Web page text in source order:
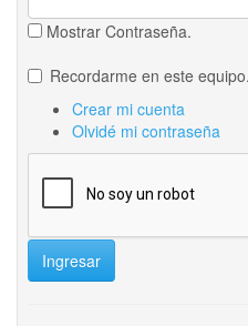
Mostrar Contraseña.
Recordarme en este equipo.
Crear mi cuenta
Olvidé mi contraseña
Ingresar